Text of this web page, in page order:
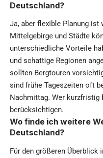
Deutschland?
Ja, aber flexible Planung ist
Mittelgebirge und Städte
unterschiedliche Vorteile
und schattige Regionen
sollten Bergtouren
sind frühe Tageszeiten oft
Nachmittag. Wer kurzfristig
berücksichtigen.
Wo finde ich weitere
Deutschland?
Für den größeren Überblick